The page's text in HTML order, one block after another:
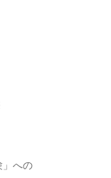
」への